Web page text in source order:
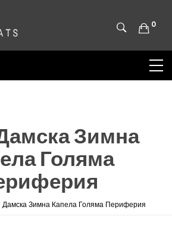
0
Зимна
Голяма
Зимна Капела Голяма Периферия